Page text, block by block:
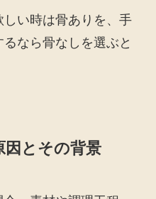
い時は骨ありを、手
なら骨なしを選ぶと
因とその背景